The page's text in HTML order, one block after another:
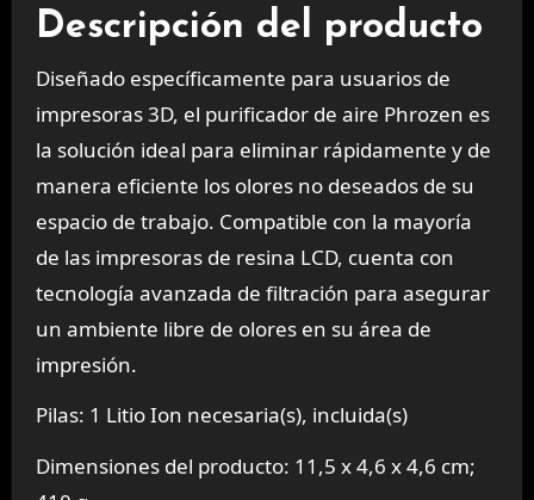
Descripción del producto
Diseñado específicamente para usuarios de
impresoras 3D, el purificador de aire Phrozen es
la solución ideal para eliminar rápidamente y de
manera eficiente los olores no deseados de su
espacio de trabajo. Compatible con la mayoría
de las impresoras de resina LCD, cuenta con
tecnología avanzada de filtración para asegurar
un ambiente libre de olores en su área de
impresión.
Pilas: 1 Litio Ion necesaria(s), incluida(s)
Dimensiones del producto: 11,5 x 4,6 x 4,6 cm;